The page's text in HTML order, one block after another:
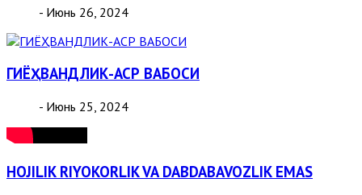
- Июнь 26, 2024
ГИЁҲВАНДЛИК-АСР ВАБОСИ
- Июнь 25, 2024
HOJILIK RIYOKORLIK VA DABDABAVOZLIK EMAS